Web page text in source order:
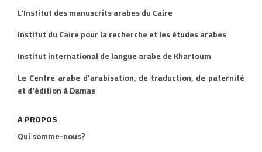
L'Institut des manuscrits arabes du Caire
Institut du Caire pour la recherche et les études arabes
Institut international de langue arabe de Khartoum
Le Centre arabe d'arabisation, de traduction, de paternité
et d'édition à Damas
A PROPOS
Qui somme-nous?